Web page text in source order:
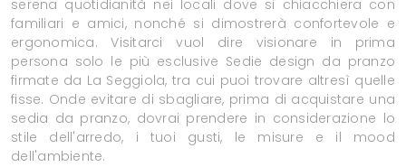
serena quotidianità nei locali dove si chiacchiera con
familiari e amici, nonché si dimostrerà confortevole e
ergonomica. Visitarci vuol dire visionare in prima
persona solo le più esclusive Sedie design da pranzo
firmate da La Seggiola, tra cui puoi trovare altresì quelle
fisse. Onde evitare di sbagliare, prima di acquistare una
sedia da pranzo, dovrai prendere in considerazione lo
stile dell'arredo, i tuoi gusti, le misure e il mood
dell'ambiente.